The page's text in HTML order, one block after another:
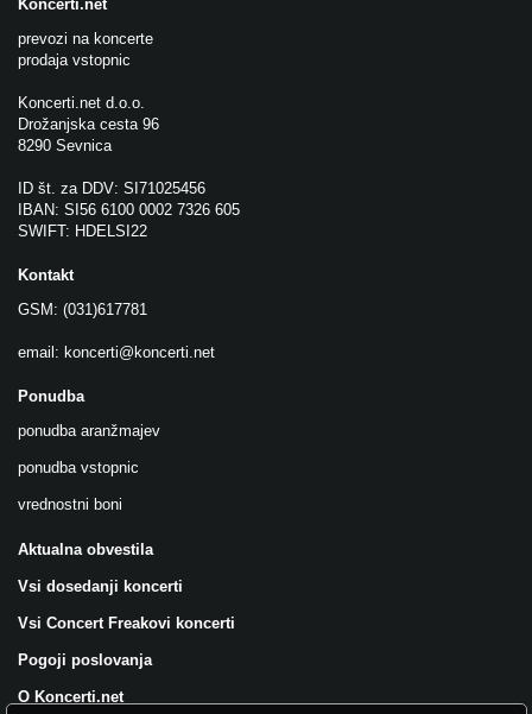
Koncerti.net
prevozi na koncerte
prodaja vstopnic
Koncerti.net d.o.o.
Drožanjska cesta 96
8290 Sevnica
ID št. za DDV: SI71025456
IBAN: SI56 6100 0002 7326 605
SWIFT: HDELSI22
Kontakt
GSM: (031)617781
email: koncerti@koncerti.net
Ponudba
ponudba aranžmajev
ponudba vstopnic
vrednostni boni
Aktualna obvestila
Vsi dosedanji koncerti
Vsi Concert Freakovi koncerti
Pogoji poslovanja
O Koncerti.net